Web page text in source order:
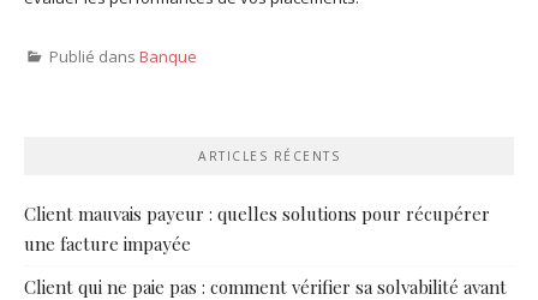
Publié dans Banque
ARTICLES RÉCENTS
Client mauvais payeur : quelles solutions pour récupérer
une facture impayée
Client qui ne paie pas : comment vérifier sa solvabilité avant